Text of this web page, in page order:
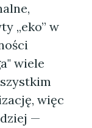
„eko” w
wiele
więc
—